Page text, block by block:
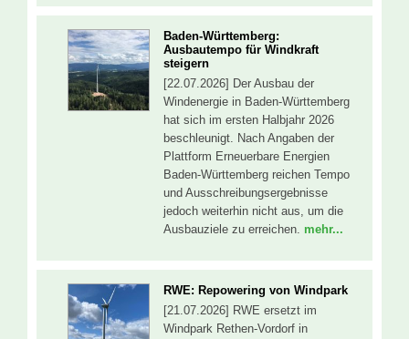
Baden-Württemberg:
Ausbautempo für Windkraft
steigern
[22.07.2026] Der Ausbau der
Windenergie in Baden-Württemberg
hat sich im ersten Halbjahr 2026
beschleunigt. Nach Angaben der
Plattform Erneuerbare Energien
Baden-Württemberg reichen Tempo
und Ausschreibungsergebnisse
jedoch weiterhin nicht aus, um die
Ausbauziele zu erreichen. mehr...
RWE: Repowering von Windpark
[21.07.2026] RWE ersetzt im
Windpark Rethen-Vordorf in